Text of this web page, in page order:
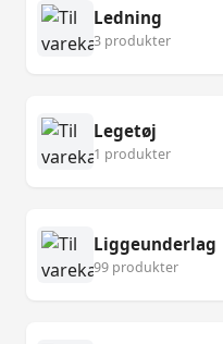
Ledning
3 produkter
Legetøj
1 produkter
Liggeunderlag
99 produkter